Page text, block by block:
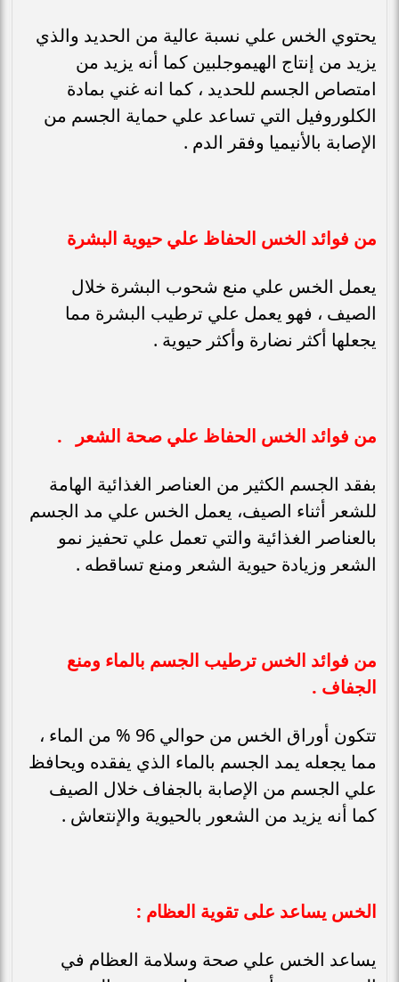
يحتوي الخس علي نسبة عالية من الحديد والذي
يزيد من إنتاج الهيموجلبين كما أنه يزيد من
امتصاص الجسم للحديد ، كما انه غني بمادة
الكلوروفيل التي تساعد علي حماية الجسم من
الإصابة بالأنيميا وفقر الدم .
من فوائد الخس الحفاظ علي حيوية البشرة
يعمل الخس علي منع شحوب البشرة خلال
الصيف ، فهو يعمل علي ترطيب البشرة مما
يجعلها أكثر نضارة وأكثر حيوية .
من فوائد الخس الحفاظ علي صحة الشعر .
بفقد الجسم الكثير من العناصر الغذائية الهامة
للشعر أثناء الصيف، يعمل الخس علي مد الجسم
بالعناصر الغذائية والتي تعمل علي تحفيز نمو
الشعر وزيادة حيوية الشعر ومنع تساقطه .
من فوائد الخس ترطيب الجسم بالماء ومنع
الجفاف .
تتكون أوراق الخس من حوالي 96 % من الماء ،
مما يجعله يمد الجسم بالماء الذي يفقده ويحافظ
علي الجسم من الإصابة بالجفاف خلال الصيف
كما أنه يزيد من الشعور بالحيوية والإنتعاش .
الخس يساعد على تقوية العظام :
يساعد الخس علي صحة وسلامة العظام في